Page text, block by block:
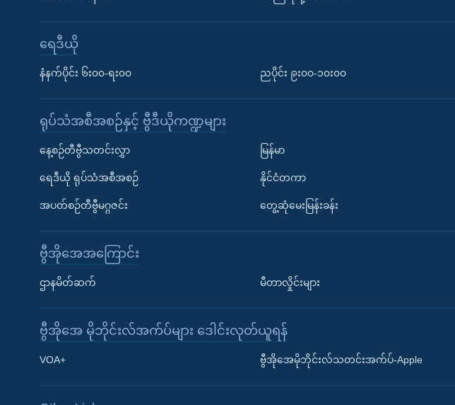
Learning English
ရေဒီယို
နံနက်ပိုင်း ၆း၀၀-ရး၀၀ ညပိုင်း ၉း၀၀-၁၀း၀၀
ရုပ်သံအစီအစဉ်နှင့် ဗွီဒီယိုကဏ္ဍများ
နေ့စဉ်တီဗွီသတင်းလွှာ
ရေဒီယို ရုပ်သံအစီအစဉ်
အပတ်စဉ်တီဗွီမဂ္ဂဇင်း
မြန်မာ
နိုင်ငံတကာ
တွေ့ဆုံမေးမြန်းခန်း
ဗွီအိုအေအကြောင်း
ဌာနမိတ်ဆက် မီတာလှိုင်းများ
ဗွီအိုအေ မိုဘိုင်းလ်အက်ပ်များ ဒေါင်းလုတ်ယူရန်
VOA+ ဗွီအိုအေမိုဘိုင်းလ်သတင်းအက်ပ်-Apple